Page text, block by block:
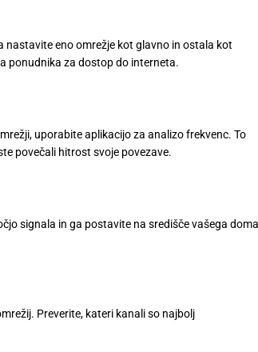
nastavite eno omrežje kot glavno in ostala kot
ponudnika za dostop do interneta.
uporabite aplikacijo za analizo frekvenc. To
povečali hitrost svoje povezave.
signala in ga postavite na središče vašega
Preverite, kateri kanali so najbolj